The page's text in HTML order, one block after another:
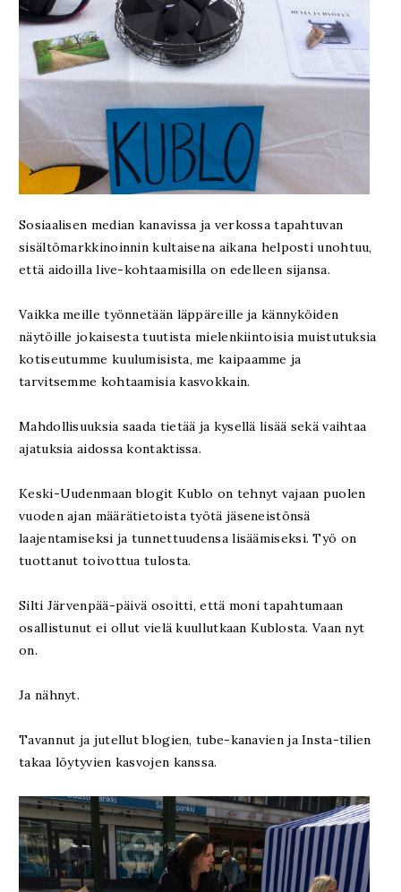
Sosiaalisen median kanavissa ja verkossa tapahtuvan
sisältömarkkinoinnin kultaisena aikana helposti unohtuu,
että aidoilla live-kohtaamisilla on edelleen sijansa.
Vaikka meille työnnetään läppäreille ja kännyköiden
näytöille jokaisesta tuutista mielenkiintoisia muistutuksia
kotiseutumme kuulumisista, me kaipaamme ja
tarvitsemme kohtaamisia kasvokkain.
Mahdollisuuksia saada tietää ja kysellä lisää sekä vaihtaa
ajatuksia aidossa kontaktissa.
Keski-Uudenmaan blogit Kublo on tehnyt vajaan puolen
vuoden ajan määrätietoista työtä jäseneistönsä
laajentamiseksi ja tunnettuudensa lisäämiseksi. Työ on
tuottanut toivottua tulosta.
Silti Järvenpää-päivä osoitti, että moni tapahtumaan
osallistunut ei ollut vielä kuullutkaan Kublosta. Vaan nyt
on.
Ja nähnyt.
Tavannut ja jutellut blogien, tube-kanavien ja Insta-tilien
takaa löytyvien kasvojen kanssa.